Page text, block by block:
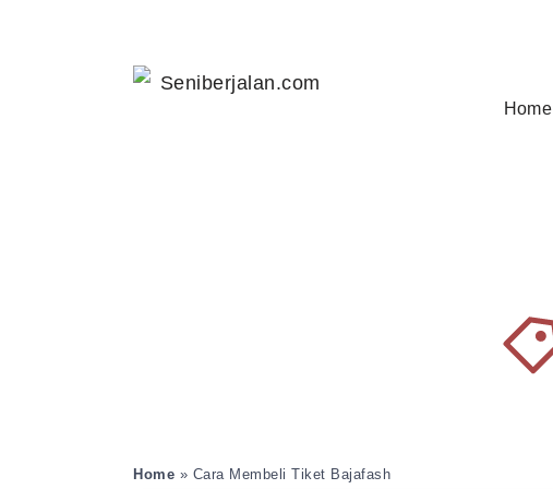
Home
Home » Cara Membeli Tiket Bajafash